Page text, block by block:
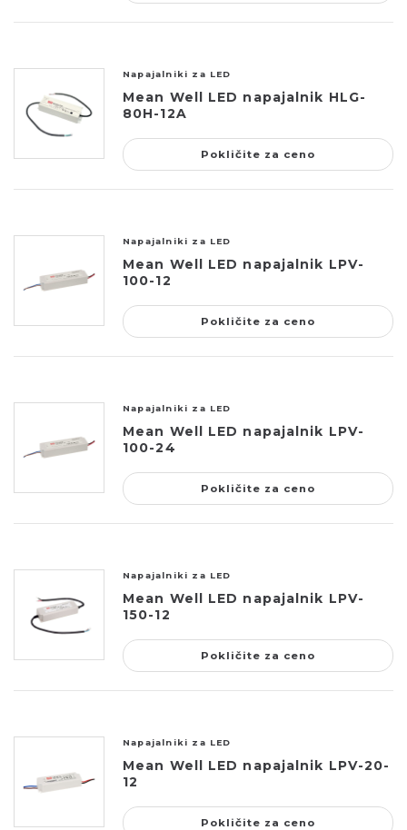
Napajalniki za LED
Mean Well LED napajalnik HLG-
80H-12A
Pokličite za ceno
Napajalniki za LED
Mean Well LED napajalnik LPV-
100-12
Pokličite za ceno
Napajalniki za LED
Mean Well LED napajalnik LPV-
100-24
Pokličite za ceno
Napajalniki za LED
Mean Well LED napajalnik LPV-
150-12
Pokličite za ceno
Napajalniki za LED
Mean Well LED napajalnik LPV-20-
12
Pokličite za ceno